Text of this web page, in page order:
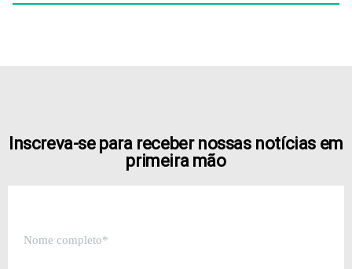
Inscreva-se para receber nossas notícias em
primeira mão